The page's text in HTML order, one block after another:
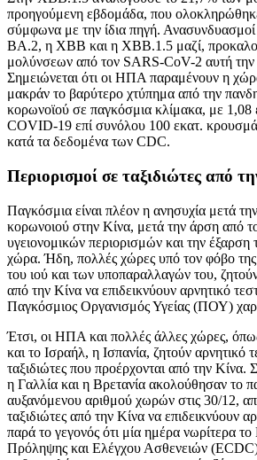
προηγούμενη εβδομάδα, που
σύμφωνα με την ίδια πηγή.
BA.2, η XBB και η XBB.1.5 μαζί,
μολύνσεων από τον SARS-CoV-2 αυτή
Σημειώνεται ότι οι ΗΠΑ παραμένουν η
μακράν το βαρύτερο χτύπημα από την
κορωνοϊού σε παγκόσμια κλίμακα, με 1,08
COVID-19 επί συνόλου 100 εκατ.
κατά τα δεδομένα των CDC.
Περιορισμοί σε ταξιδιώτες από
Παγκόσμια είναι πλέον η ανησυχία μετά
κορωνοιού στην Κίνα, μετά την άρση από
υγειονομικών περιορισμών και την
χώρα. Ήδη, πολλές χώρες υπό τον φόβο
του ιού και των υποπαραλλαγών του,
από την Κίνα να επιδεικνύουν αρνητικό
Παγκόσμιος Οργανισμός Υγείας (ΠΟΥ)
Έτσι, οι ΗΠΑ και πολλές άλλες χώρες,
και το Ισραήλ, η Ισπανία, ζητούν αρνητικό
ταξιδιώτες που προέρχονται από την Κίνα.
η Γαλλία και η Βρετανία ακολούθησαν το
αυξανόμενου αριθμού χωρών στις 30/12,
ταξιδιώτες από την Κίνα να επιδεικνύουν
παρά το γεγονός ότι μία ημέρα νωρίτερα
Πρόληψης και Ελέγχου Ασθενειών (ECDC)